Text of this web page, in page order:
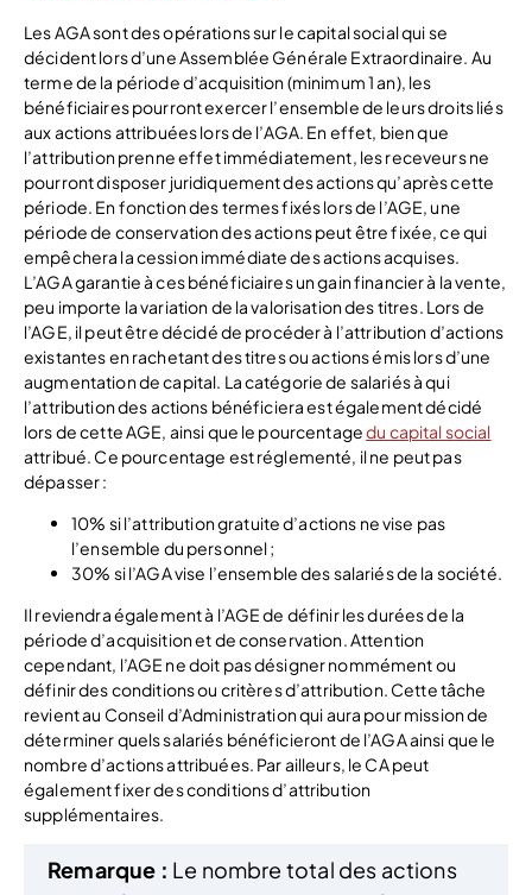
Les AGA sont des opérations sur le capital social qui se
décident lors d’une Assemblée Générale Extraordinaire. Au
terme de la période d’acquisition (minimum 1 an), les
bénéficiaires pourront exercer l’ensemble de leurs droits liés
aux actions attribuées lors de l’AGA. En effet, bien que
l’attribution prenne effet immédiatement, les receveurs ne
pourront disposer juridiquement des actions qu’après cette
période. En fonction des termes fixés lors de l’AGE, une
période de conservation des actions peut être fixée, ce qui
empêchera la cession immédiate des actions acquises.
L’AGA garantie à ces bénéficiaires un gain financier à la vente,
peu importe la variation de la valorisation des titres. Lors de
l’AGE, il peut être décidé de procéder à l’attribution d’actions
existantes en rachetant des titres ou actions émis lors d’une
augmentation de capital. La catégorie de salariés à qui
l’attribution des actions bénéficiera est également décidé
lors de cette AGE, ainsi que le pourcentagedu capital social
attribué. Ce pourcentage est réglementé, il ne peut pas
dépasser :
10% si l’attribution gratuite d’actions ne vise pas
l’ensemble du personnel ;
30% si l’AGA vise l’ensemble des salariés de la société.
Il reviendra également à l’AGE de définir les durées de la
période d’acquisition et de conservation. Attention
cependant, l’AGE ne doit pas désigner nommément ou
définir des conditions ou critères d’attribution. Cette tâche
revient au Conseil d’Administration qui aura pour mission de
déterminer quels salariés bénéficieront de l’AGA ainsi que le
nombre d’actions attribuées. Par ailleurs, le CA peut
également fixer des conditions d’attribution
supplémentaires.
Remarque : Le nombre total des actions